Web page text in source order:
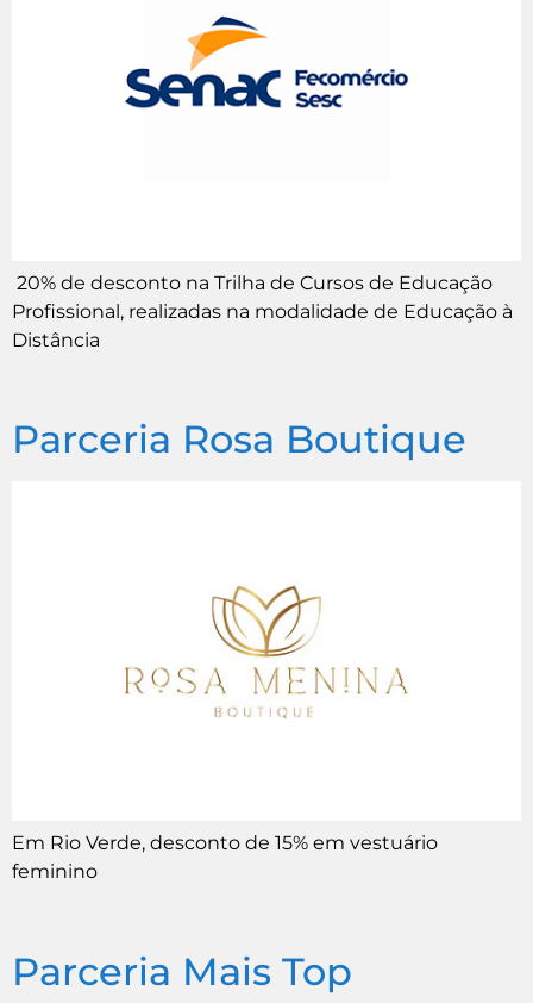
20% de desconto na Trilha de Cursos de Educação
Profissional, realizadas na modalidade de Educação à
Distância
Parceria Rosa Boutique
Em Rio Verde, desconto de 15% em vestuário
feminino
Parceria Mais Top